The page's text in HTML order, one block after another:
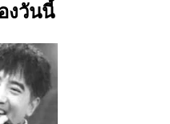
งวันนี้